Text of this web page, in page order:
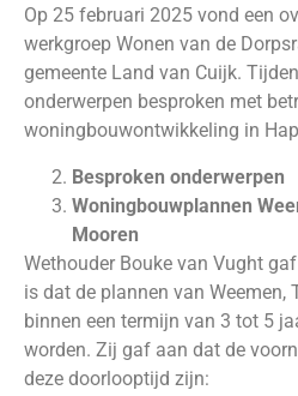
Op 25 februari 2025 vond een
werkgroep Wonen van de
gemeente Land van Cuijk.
onderwerpen besproken met
woningbouwontwikkeling in
Besproken onderwerpen
Woningbouwplannen
Mooren
Wethouder Bouke van Vught
is dat de plannen van Weemen,
binnen een termijn van 3 tot 5
worden. Zij gaf aan dat de
deze doorlooptijd zijn: